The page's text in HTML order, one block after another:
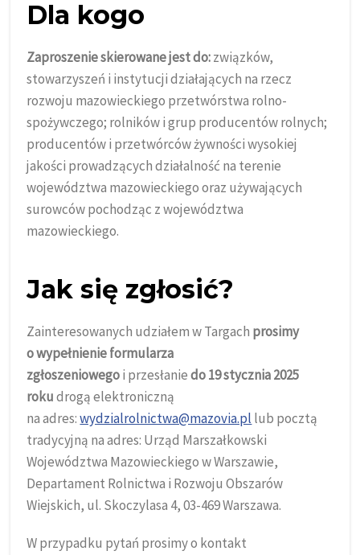
Dla kogo
Zaproszenie skierowane jest do:związków,
stowarzyszeń i instytucji działających na rzecz
rozwoju mazowieckiego przetwórstwa rolno-
spożywczego; rolników i grup producentów rolnych;
producentów i przetwórców żywności wysokiej
jakości prowadzących działalność na terenie
województwa mazowieckiego oraz używających
surowców pochodząc z województwa
mazowieckiego.
Jak się zgłosić?
Zainteresowanych udziałem w Targach prosimy
o wypełnienie formularza
zgłoszeniowegoi przesłaniedo 19 stycznia 2025
rokudrogą elektroniczną
na adres:wydzialrolnictwa@mazovia.pl lub pocztą
tradycyjną na adres: Urząd Marszałkowski
Województwa Mazowieckiego w Warszawie,
Departament Rolnictwa i Rozwoju Obszarów
Wiejskich, ul. Skoczylasa 4, 03-469 Warszawa.
W przypadku pytań prosimy o kontakt